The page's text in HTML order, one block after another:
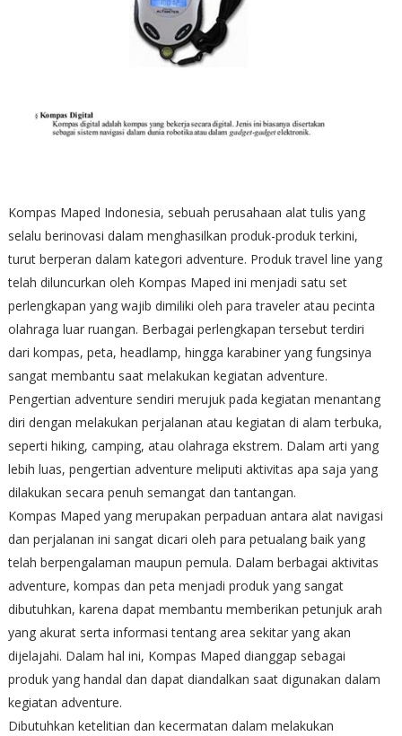
Kompas Maped Indonesia, sebuah perusahaan alat tulis yang
selalu berinovasi dalam menghasilkan produk-produk terkini,
turut berperan dalam kategori adventure. Produk travel line yang
telah diluncurkan oleh Kompas Maped ini menjadi satu set
perlengkapan yang wajib dimiliki oleh para traveler atau pecinta
olahraga luar ruangan. Berbagai perlengkapan tersebut terdiri
dari kompas, peta, headlamp, hingga karabiner yang fungsinya
sangat membantu saat melakukan kegiatan adventure.
Pengertian adventure sendiri merujuk pada kegiatan menantang
diri dengan melakukan perjalanan atau kegiatan di alam terbuka,
seperti hiking, camping, atau olahraga ekstrem. Dalam arti yang
lebih luas, pengertian adventure meliputi aktivitas apa saja yang
dilakukan secara penuh semangat dan tantangan.
Kompas Maped yang merupakan perpaduan antara alat navigasi
dan perjalanan ini sangat dicari oleh para petualang baik yang
telah berpengalaman maupun pemula. Dalam berbagai aktivitas
adventure, kompas dan peta menjadi produk yang sangat
dibutuhkan, karena dapat membantu memberikan petunjuk arah
yang akurat serta informasi tentang area sekitar yang akan
dijelajahi. Dalam hal ini, Kompas Maped dianggap sebagai
produk yang handal dan dapat diandalkan saat digunakan dalam
kegiatan adventure.
Dibutuhkan ketelitian dan kecermatan dalam melakukan